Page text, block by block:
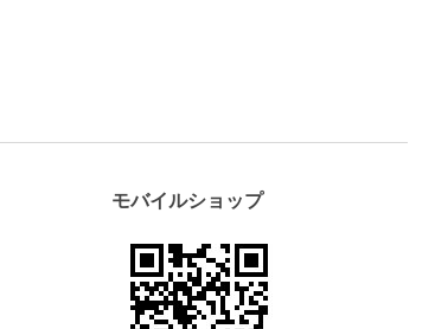
モバイルショップ